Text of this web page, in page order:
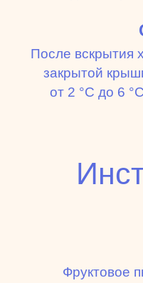
После вскрытия
закрытой
от 2 °С до 6
Фруктовое